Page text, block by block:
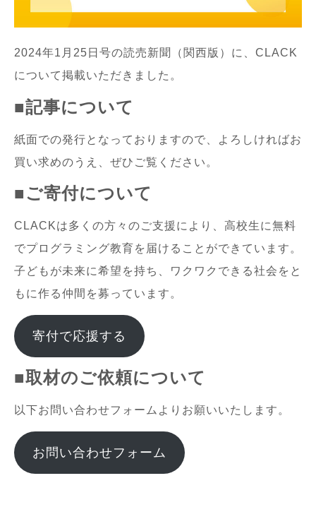
2024年1月25日号の読売新聞（関西版）に、CLACK
について掲載いただきました。
■記事について
紙面での発行となっておりますので、よろしければお
買い求めのうえ、ぜひご覧ください。
■ご寄付について
CLACKは多くの方々のご支援により、高校生に無料
でプログラミング教育を届けることができています。
子どもが未来に希望を持ち、ワクワクできる社会をと
もに作る仲間を募っています。
寄付で応援する
■取材のご依頼について
以下お問い合わせフォームよりお願いいたします。
お問い合わせフォーム